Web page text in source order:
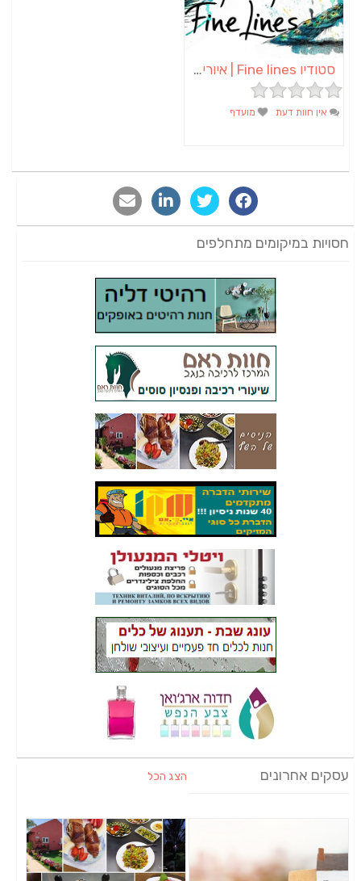
סטודיו Fine lines | איורים | שלטים | תמונות | הדפסים | מתנות בהזמנה אישית
אין חוות דעת מועדף
חסויות במיקומים מתחלפים
עסקים אחרונים הצג הכל